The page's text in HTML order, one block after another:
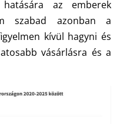
az emberek
szabad azonban a
kívül hagyni és
vásárlásra és a